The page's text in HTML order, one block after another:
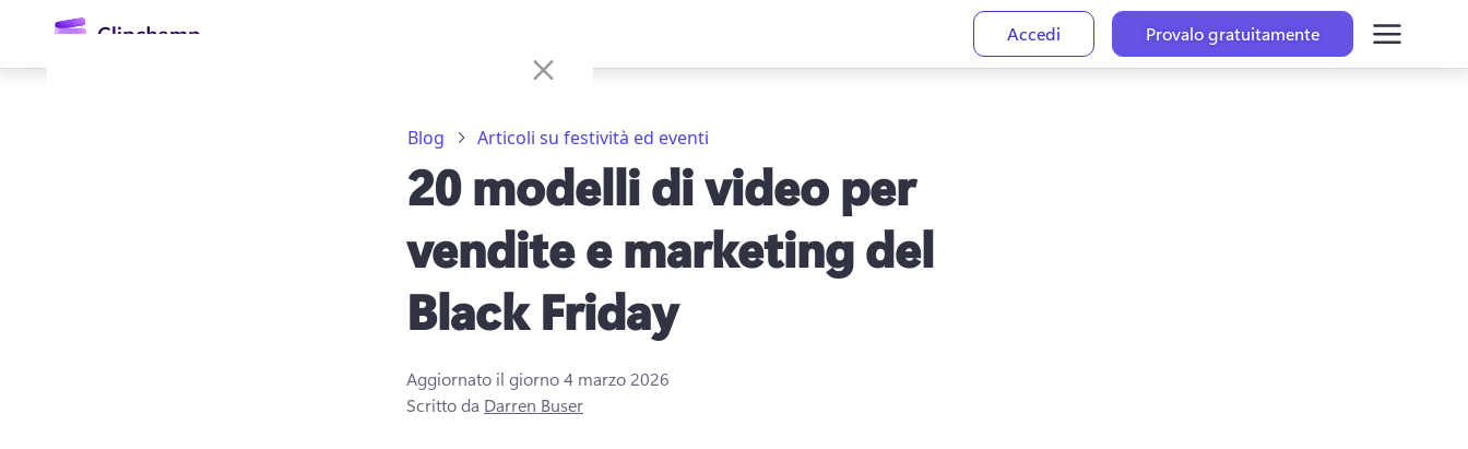
principale
Accedi Provalo gratuitamente
Blog Articoli su festività ed eventi
20 modelli di video per
vendite e marketing del
Black Friday
Aggiornato il giorno4 marzo 2026
Scritto da Darren Buser